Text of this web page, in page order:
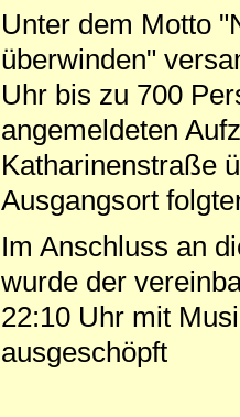
Unter dem Motto
überwinden"
Uhr bis zu 700
angemeldeten
Katharinenstraße
Ausgangsort
Im Anschluss an
wurde der
22:10 Uhr mit
ausgeschöpft